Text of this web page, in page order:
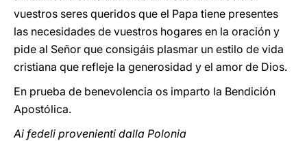
vuestros seres queridos que el Papa tiene presentes
las necesidades de vuestros hogares en la oración y
pide al Señor que consigáis plasmar un estilo de vida
cristiana que refleje la generosidad y el amor de Dios.
En prueba de benevolencia os imparto la Bendición
Apostólica.
Ai fedeli provenienti dalla Polonia